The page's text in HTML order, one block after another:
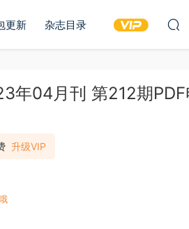
更新 杂志目录
年04月刊 第212期PDF
升级VIP